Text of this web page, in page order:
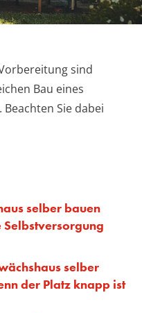
sind
Bau eines
Beachten Sie dabei
selber bauen
Selbstversorgung
selber
der Platz knapp ist